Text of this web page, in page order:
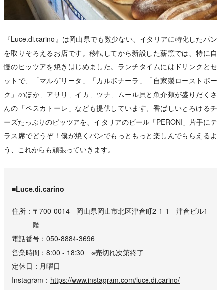
『Luce.di.carino』は岡山県でも数少ない、イタリアに特化したパン
を取りそろえるお店です。移転してから新設した薪窯では、特に自
慢のピッツアを焼きはじめました。ランチタイムにはドリンクとセ
ットで、「マルゲリータ」「カルボナーラ」「自家製ローストポー
ク」のほか、アサリ、イカ、ツナ、ムール貝と魚介類が盛りだくさ
んの「ペスカトーレ」なども提供しています。香ばしいとろけるチ
ーズたっぷりのピッツアを、イタリアのビール「PERONI」片手にテ
ラス席でどうぞ！僕が焼くパンでもっともっと楽しんでもらえるよ
う、これからも頑張っていきます。
■Luce.di.carino
住所
〒700-0014 岡山県岡山市北区津倉町2-1-1 津倉ビル1
階
電話番号
050-8884-3696
営業時間
8:00 - 18:30 ※売切れ次第終了
定休日
月曜日
Instagram
https://www.instagram.com/luce.di.carino/